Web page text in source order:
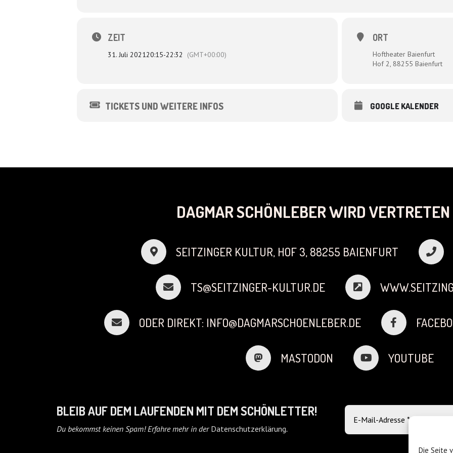
Die Seite
ZEIT
31. Juli 202120:15-22:32 (GMT+00:00)
ORT
Hoftheater Baienfurt
Hof 2, 88255 Baienfurt
TICKETS UND WEITERE INFOS GOOGLE KALENDER
DAGMAR SCHÖNLEBER WIRD
SEITZINGER KULTUR, HOF 3, 88255 BAIENFURT
TS@SEITZINGER-KULTUR.DE
ODER DIREKT: INFO@DAGMARSCHOENLEBER.DE
MASTODON YOUTUBE
BLEIB AUF DEM LAUFENDEN MIT DEM SCHÖNLETTER!
Du bekommst keinen Spam! Erfahre mehr in der Datenschutzerklärung.